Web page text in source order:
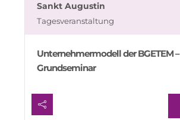
Sankt Augustin
Tagesveranstaltung
Unternehmermodell der BGETEM –
Grundseminar